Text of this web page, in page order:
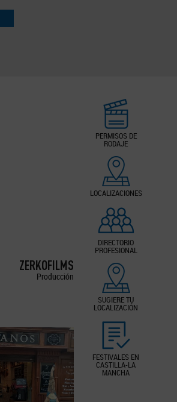
PERMISOS DE
RODAJE
LOCALIZACIONES
DIRECTORIO
PROFESIONAL
SUGIERE TU
LOCALIZACIÓN
FESTIVALES EN
CASTILLA-LA
MANCHA
ZERKOFILMS
Producción